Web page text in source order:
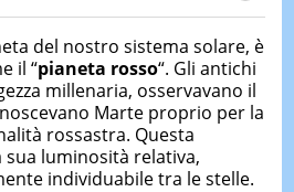
e processi di
contemporanea di America
con numerose testate ed
Culturale "La
del nostro sistema solare, è
il “pianeta rosso“. Gli antichi
millenaria, osservavano il
Marte proprio per la
rossastra. Questa
luminosità relativa,
individuabile tra le stelle.